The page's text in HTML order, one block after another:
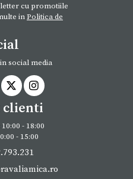
cu promotiile
inPolitica de
social media
clienti
- 18:00
- 15:00